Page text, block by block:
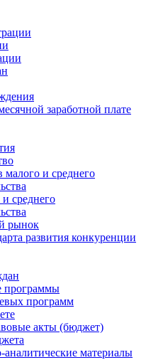
заработной плате
малого и среднего
среднего
рынок
развития конкуренции
программы
программ
акты (бюджет)
материалы